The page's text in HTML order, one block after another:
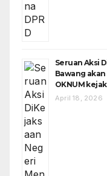
Seruan Aksi
Bawang
OKNUM
April 18, 2026